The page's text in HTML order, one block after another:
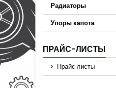
Радиаторы
Упоры капота
ПРАЙС-ЛИСТЫ
Прайс листы